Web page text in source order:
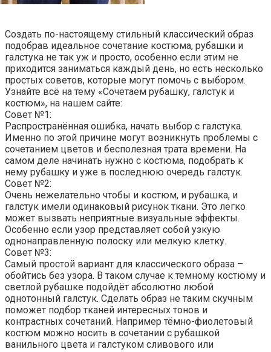
Создать по-настоящему стильный классический образ
подобрав идеальное сочетание костюма, рубашки и
галстука не так уж и просто, особенно если этим не
приходится заниматься каждый день, но есть несколько
простых советов, которые могут помочь с выбором.
Узнайте всё на тему «Сочетаем рубашку, галстук и
костюм», на нашем сайте:
Совет №1:
Распространённая ошибка, начать выбор с галстука.
Именно по этой причине могут возникнуть проблемы с
сочетанием цветов и бесполезная трата времени. На
самом деле начинать нужно с костюма, подобрать к
нему рубашку и уже в последнюю очередь галстук.
Совет №2:
Очень нежелательно чтобы и костюм, и рубашка, и
галстук имели одинаковый рисунок ткани. Это легко
может вызвать неприятные визуальные эффекты.
Особенно если узор представляет собой узкую
однонаправленную полоску или мелкую клетку.
Совет №3:
Самый простой вариант для классического образа –
обойтись без узора. В таком случае к темному костюму и
светлой рубашке подойдёт абсолютно любой
однотонный галстук. Сделать образ не таким скучным
поможет подбор тканей интересных тонов и
контрастных сочетаний. Например тёмно-фиолетовый
костюм можно носить в сочетании с рубашкой
ванильного цвета и галстуком сливового или